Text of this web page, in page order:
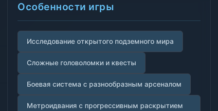
Особенности игры
Исследование открытого подземного мира
Сложные головоломки и квесты
Боевая система с разнообразным арсеналом
Метроидвания с прогрессивным раскрытием